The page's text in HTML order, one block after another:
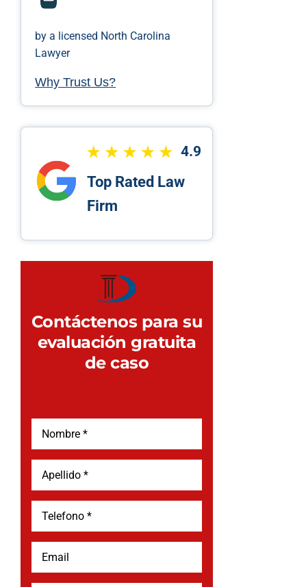
by a licensed North Carolina
Lawyer
Why Trust Us?
4.9
Top Rated Law
Firm
Contáctenos para su
evaluación gratuita
de caso